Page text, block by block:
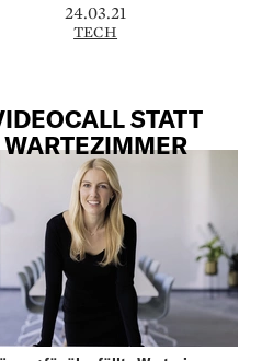
24.03.21
TECH
STATT
WARTEZIMMER